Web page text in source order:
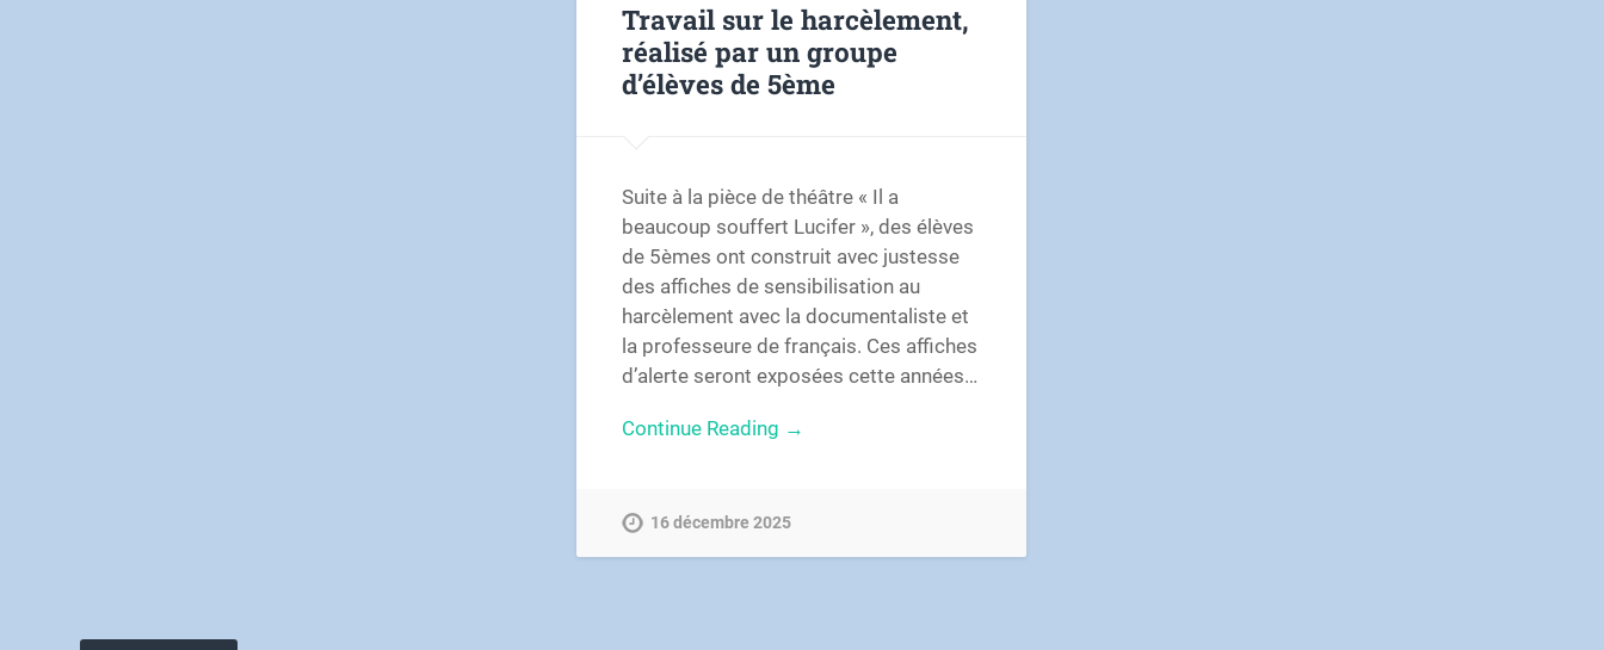
Travail sur le harcèlement,
réalisé par un groupe
d’élèves de 5ème
Suite à la pièce de théâtre « Il a
beaucoup souffert Lucifer », des élèves
de 5èmes ont construit avec justesse
des affiches de sensibilisation au
harcèlement avec la documentaliste et
la professeure de français. Ces affiches
d’alerte seront exposées cette années…
Continue Reading →
16 décembre 2025